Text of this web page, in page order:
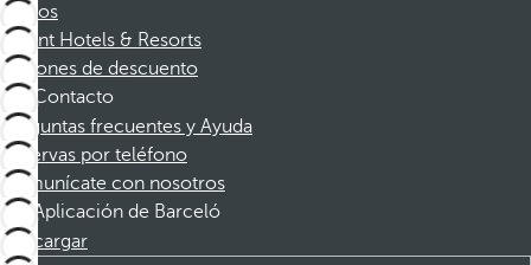
Socios
Dorint Hotels & Resorts
Cupones de descuento
Contacto
Preguntas frecuentes y Ayuda
Reservas por teléfono
Comunícate con nosotros
Aplicación de Barceló
Descargar